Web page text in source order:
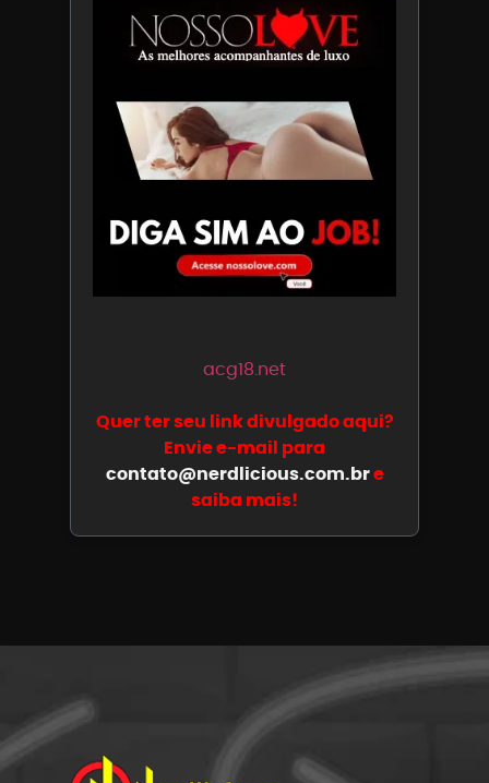
acg18.net
Quer ter seu link divulgado aqui?
Envie e-mail para
contato@nerdlicious.com.bre
saiba mais!